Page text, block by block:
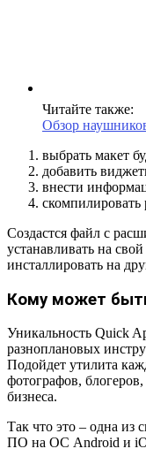
Читайте также:
Обзор
выбрать макет
добавить
внести
скомпилировать
Создастся файл с
устанавливать на
инсталлировать на
Кому может
Уникальность Quick
разноплановых
Подойдет утилита
фотографов,
бизнеса.
Так что это – одна из
ПО на ОС Android и